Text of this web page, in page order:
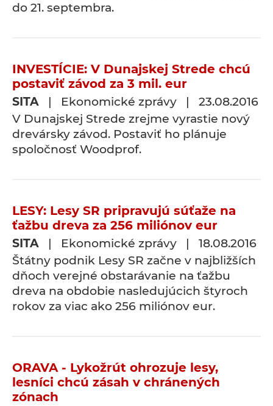
do 21. septembra.
INVESTÍCIE: V Dunajskej Strede chcú
postaviť závod za 3 mil. eur
SITA | Ekonomické zprávy | 23.08.2016
V Dunajskej Strede zrejme vyrastie nový
drevársky závod. Postaviť ho plánuje
spoločnosť Woodprof.
LESY: Lesy SR pripravujú súťaže na
ťažbu dreva za 256 miliónov eur
SITA | Ekonomické zprávy | 18.08.2016
Štátny podnik Lesy SR začne v najbližších
dňoch verejné obstarávanie na ťažbu
dreva na obdobie nasledujúcich štyroch
rokov za viac ako 256 miliónov eur.
ORAVA - Lykožrút ohrozuje lesy,
lesníci chcú zásah v chránených
zónach